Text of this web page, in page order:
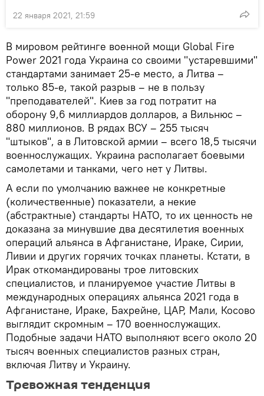
22 января 2021, 21:59
В мировом рейтинге военной мощи Global Fire
Power 2021 года Украина со своими "устаревшими"
стандартами занимает 25-е место, а Литва –
только 85-е, такой разрыв – не в пользу
"преподавателей". Киев за год потратит на
оборону 9,6 миллиардов долларов, а Вильнюс –
880 миллионов. В рядах ВСУ – 255 тысяч
"штыков", а в Литовской армии – всего 18,5 тысячи
военнослужащих. Украина располагает боевыми
самолетами и танками, чего нет у Литвы.
А если по умолчанию важнее не конкретные
(количественные) показатели, а некие
(абстрактные) стандарты НАТО, то их ценность не
доказана за минувшие два десятилетия военных
операций альянса в Афганистане, Ираке, Сирии,
Ливии и других горячих точках планеты. Кстати, в
Ирак откомандированы трое литовских
специалистов, и планируемое участие Литвы в
международных операциях альянса 2021 года в
Афганистане, Ираке, Бахрейне, ЦАР, Мали, Косово
выглядит скромным – 170 военнослужащих.
Подобные задачи НАТО выполняют всего около 20
тысяч военных специалистов разных стран,
включая Литву и Украину.
Тревожная тенденция